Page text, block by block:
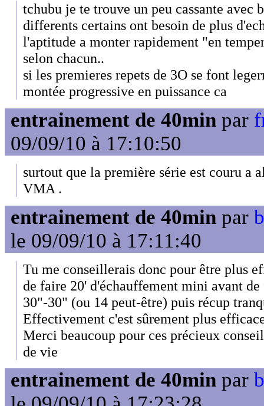
tchubu je te trouve un peu cassante avec
differents certains ont besoin de plus
l'aptitude a monter rapidement "en
selon chacun..
si les premieres repets de 3O se font
montée progressive en puissance ca
entrainement de 40min par
09/09/10 à 17:10:50
surtout que la première série est couru a
VMA .
entrainement de 40min par
le 09/09/10 à 17:11:40
Tu me conseillerais donc pour être plus
de faire 20' d'échauffement mini avant
30"-30" (ou 14 peut-être) puis récup
Effectivement c'est sûrement plus
Merci beaucoup pour ces précieux
de vie
entrainement de 40min par